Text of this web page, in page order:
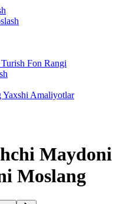
Fon Rangi
Yaxshi Amaliyotlar
Maydoni
Moslang